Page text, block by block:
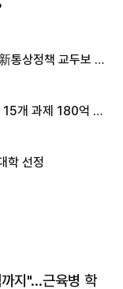
통상정책 교두보 활
15개 과제 180억 지
학 선정
지"…근육병 학